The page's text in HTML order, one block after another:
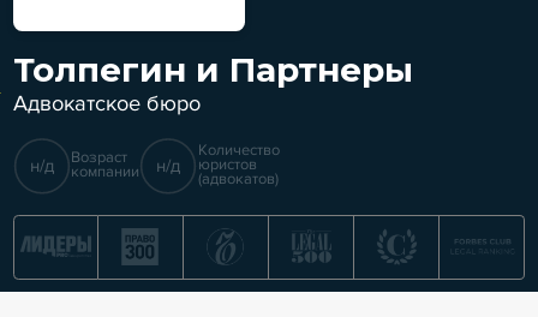
Толпегин и Партнеры
Адвокатское бюро
н/д Возраст
компании н/д
Количество
юристов
(адвокатов)